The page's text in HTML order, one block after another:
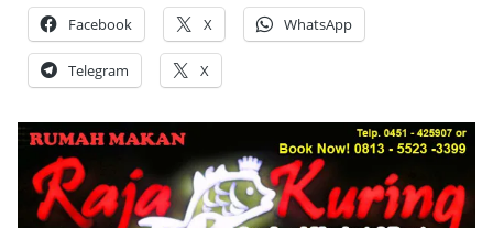
Facebook X WhatsApp
Telegram X